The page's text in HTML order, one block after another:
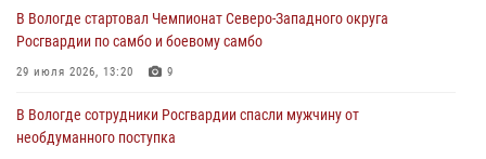
02 августа 2026, 10:37
Росгвардейцы в г. Соколе задержали несовершеннолетнего
31 июля 2026, 06:43
В Вологде стартовал Чемпионат Северо-Западного округа
Росгвардии по самбо и боевому самбо
29 июля 2026, 13:20 9
В Вологде сотрудники Росгвардии спасли мужчину от
необдуманного поступка